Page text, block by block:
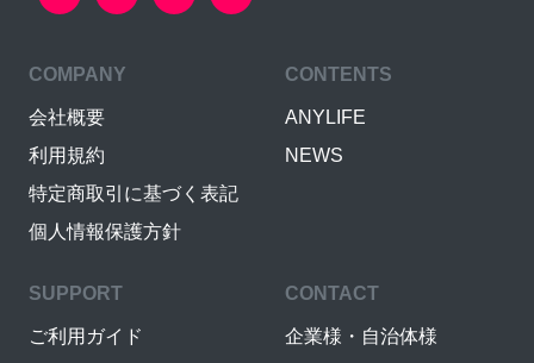
COMPANY
会社概要
利用規約
特定商取引に基づく表記
個人情報保護方針
CONTENTS
ANYLIFE
NEWS
SUPPORT
ご利用ガイド
CONTACT
企業様・自治体様